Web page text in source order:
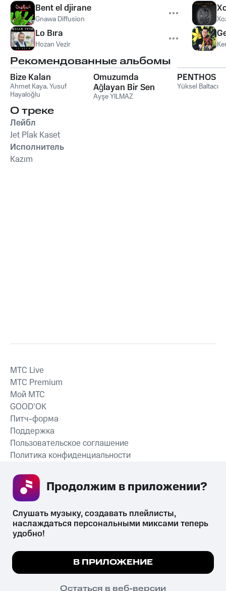
Bent el djirane
Gnawa Diffusion
Lo Bıra
Hozan Vezir
Рекомендованные альбомы
Bize Kalan
Ahmet Kaya,Yusuf
Hayaloğlu
Omuzumda
Ağlayan Bir Sen
Ayşe YILMAZ
PENTHOS
Yüksel Baltacı
О треке
Лейбл
Jet Plak Kaset
Исполнитель
Kazım
СКАЧАТЬ ПРИЛОЖЕНИЕ
MTС Live
MTС Premium
Мой МТС
GOOD’OK
Питч-форма
Поддержка
Пользовательское соглашение
Политика конфиденциальности
психотропных веществ, их аналогов причиняет вред здоровью,
их незаконный оборот запрещён и влечёт установленную
законодательством ответственность.
© 2026 ООО «КИОН».
Мы используем куки, чтобы на сайте все
Подробнее
ПОНЯТНО
Слушать музыку, создавать плейлисты,
наслаждаться персональными миксами теперь
удобно!
В ПРИЛОЖЕНИЕ
Остаться в веб-версии